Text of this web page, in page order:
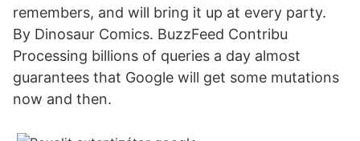
remembers, and will bring it up at every party.
By Dinosaur Comics. BuzzFeed Contribu
Processing billions of queries a day almost
guarantees that Google will get some mutations
now and then.